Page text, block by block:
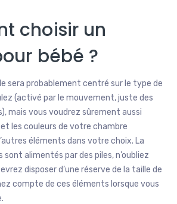
choisir un
bébé ?
sera probablement centré sur le type de
(activé par le mouvement, juste des
mais vous voudrez sûrement aussi
les couleurs de votre chambre
éléments dans votre choix. La
alimentés par des piles, n’oubliez
disposer d’une réserve de la taille de
compte de ces éléments lorsque vous